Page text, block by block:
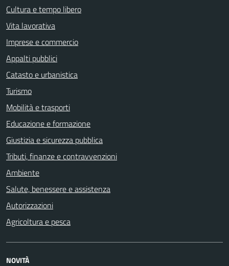
Cultura e tempo libero
Vita lavorativa
Imprese e commercio
Appalti pubblici
Catasto e urbanistica
Turismo
Mobilità e trasporti
Educazione e formazione
Giustizia e sicurezza pubblica
Tributi, finanze e contravvenzioni
Ambiente
Salute, benessere e assistenza
Autorizzazioni
Agricoltura e pesca
NOVITÀ